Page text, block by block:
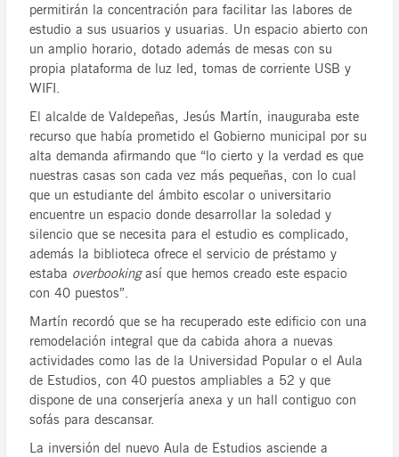
permitirán la concentración para facilitar las labores de
estudio a sus usuarios y usuarias. Un espacio abierto con
un amplio horario, dotado además de mesas con su
propia plataforma de luz led, tomas de corriente USB y
WIFI.
El alcalde de Valdepeñas, Jesús Martín, inauguraba este
recurso que había prometido el Gobierno municipal por su
alta demanda afirmando que “lo cierto y la verdad es que
nuestras casas son cada vez más pequeñas, con lo cual
que un estudiante del ámbito escolar o universitario
encuentre un espacio donde desarrollar la soledad y
silencio que se necesita para el estudio es complicado,
además la biblioteca ofrece el servicio de préstamo y
estaba overbookingasí que hemos creado este espacio
con 40 puestos”.
Martín recordó que se ha recuperado este edificio con una
remodelación integral que da cabida ahora a nuevas
actividades como las de la Universidad Popular o el Aula
de Estudios, con 40 puestos ampliables a 52 y que
dispone de una conserjería anexa y un hall contiguo con
sofás para descansar.
La inversión del nuevo Aula de Estudios asciende a